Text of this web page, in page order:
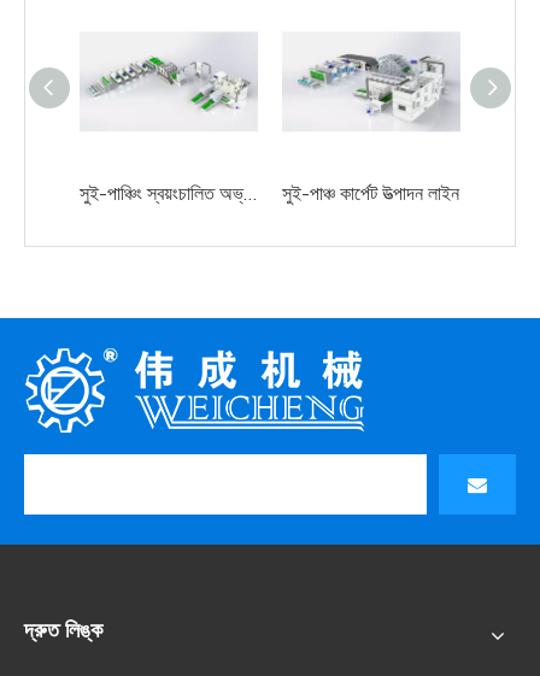
সুই-পাঞ্চিং স্বয়ংচালিত অভ্যন্তরীণ উত্পাদন লাইন সুই-পাঞ্চ কার্পেট উত্পাদন লাইন
দ্রুত লিঙ্ক